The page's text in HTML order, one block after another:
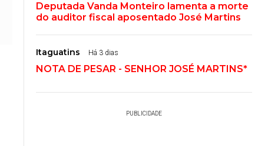
Deputada Vanda Monteiro lamenta a morte
do auditor fiscal aposentado José Martins
Itaguatins Há 3 dias
NOTA DE PESAR - SENHOR JOSÉ MARTINS*
PUBLICIDADE